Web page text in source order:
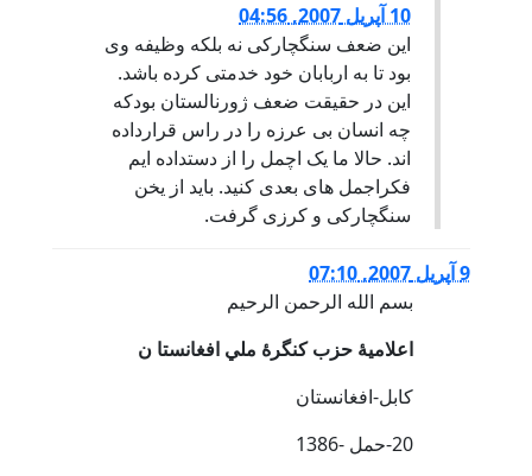
10 آپریل 2007, 04:56
این ضعف سنگچارکی نه بلکه وظیفه وی
بود تا به اربابان خود خدمتی کرده باشد.
این در حقیقت ضعف ژورنالستان بودکه
چه انسان بی عرزه را در راس قرارداده
اند. حالا ما یک اچمل را از دستداده ایم
فکراجمل های بعدی کنید. باید از یخن
سنگچارکی و کرزی گرفت.
9 آپریل 2007, 07:10
بسم الله الرحمن الرحيم
اعلاميۀ حزب كنگرۀ ملي افغانستا ن
كابل-افغانستان
20-حمل -1386